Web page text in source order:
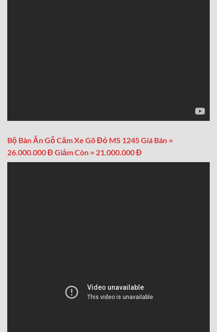
Bộ Bàn Ăn Gỗ Căm Xe Gõ Đỏ MS 1245 Giá Bán =
26.000.000 Đ Giảm Còn = 21.000.000 Đ